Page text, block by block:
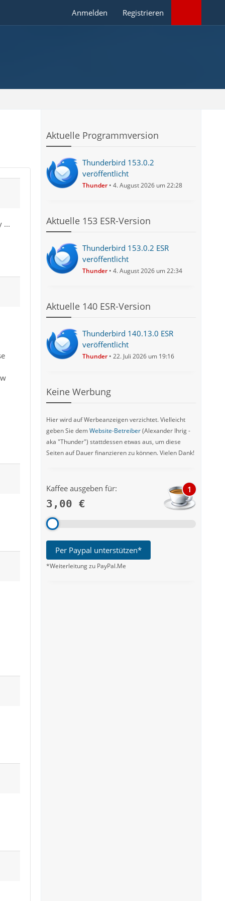
Anmelden Registrieren
...
Aktuelle Programmversion
Thunderbird 153.0.2
veröffentlicht
Thunder 4. August 2026 um 22:28
Aktuelle 153 ESR-Version
Thunderbird 153.0.2 ESR
veröffentlicht
Thunder 4. August 2026 um 22:34
Aktuelle 140 ESR-Version
Thunderbird 140.13.0 ESR
veröffentlicht
Thunder 22. Juli 2026 um 19:16
Keine Werbung
Hier wird auf Werbeanzeigen verzichtet. Vielleicht
geben Sie demWebsite-Betreiber(Alexander Ihrig -
aka "Thunder") stattdessen etwas aus, um diese
Seiten auf Dauer finanzieren zu können. Vielen Dank!
Kaffee ausgeben für:
3,00 €
1
Per Paypal unterstützen*
*Weiterleitung zu PayPal.Me